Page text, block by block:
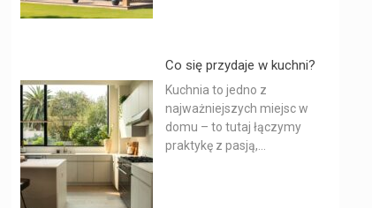
Co się przydaje w kuchni?
Kuchnia to jedno z
najważniejszych miejsc w
domu – to tutaj łączymy
praktykę z pasją,...